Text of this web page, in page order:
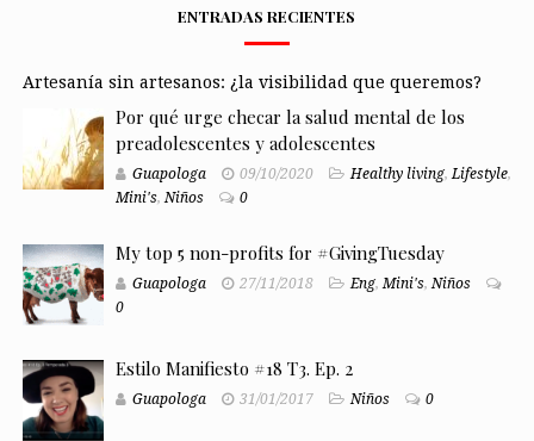
ENTRADAS RECIENTES
Artesanía sin artesanos: ¿la visibilidad que queremos?
Por qué urge checar la salud mental de los
preadolescentes y adolescentes
Guapologa 09/10/2020 Healthy living,Lifestyle,
Mini's,Niños 0
My top 5 non-profits for #GivingTuesday
Guapologa 27/11/2018 Eng,Mini's,Niños
0
Estilo Manifiesto #18 T3. Ep. 2
Guapologa 31/01/2017 Niños 0